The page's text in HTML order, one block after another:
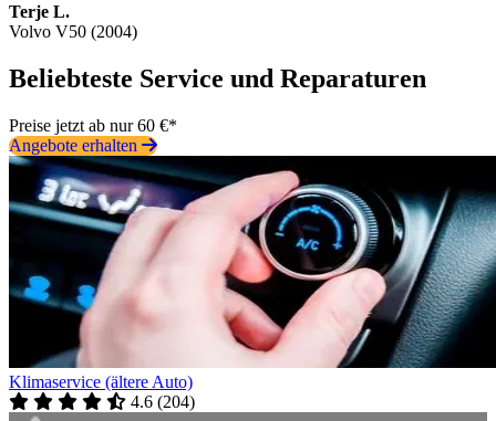
Terje L.
Volvo V50 (2004)
Beliebteste Service und Reparaturen
Preise jetzt ab nur 60 €*
Angebote erhalten
Klimaservice (ältere Auto)
4.6 (204)